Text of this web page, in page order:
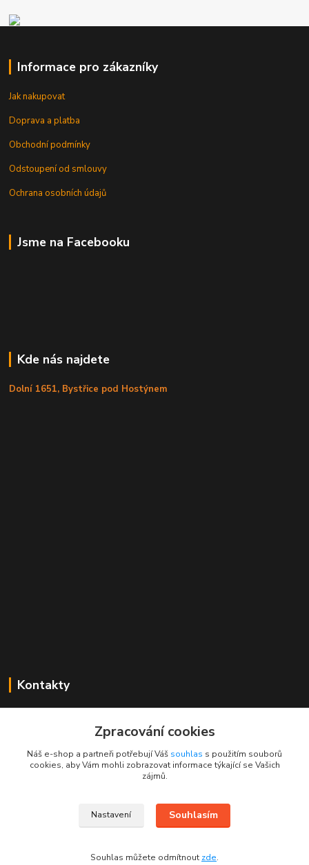
Informace pro zákazníky
Jak nakupovat
Doprava a platba
Obchodní podmínky
Odstoupení od smlouvy
Ochrana osobních údajů
Jsme na Facebooku
Kde nás najdete
Dolní 1651, Bystřice pod Hostýnem
Kontakty
+420 725 613 837
info@rajklubicek.cz
Zpracování cookies
Náš e-shop a partneři potřebují Váš souhlas s použitím souborů
cookies, aby Vám mohli zobrazovat informace týkající se Vašich
zájmů.
Nastavení Souhlasím
Souhlas můžete odmítnout zde.